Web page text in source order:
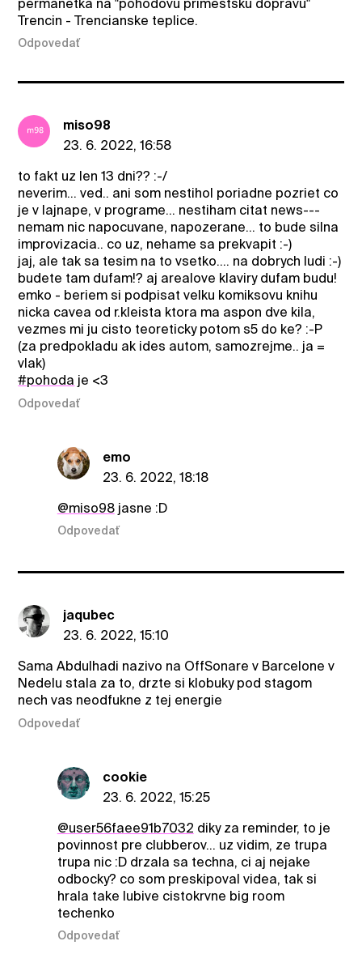
permanetka na "pohodovu primestsku dopravu"
Trencin - Trencianske teplice.
Odpovedať
miso98
23. 6. 2022, 16:58
to fakt uz len 13 dni?? :-/
neverim... ved.. ani som nestihol poriadne pozriet co
je v lajnape, v programe... nestiham citat news---
nemam nic napocuvane, napozerane... to bude silna
improvizacia.. co uz, nehame sa prekvapit :-)
jaj, ale tak sa tesim na to vsetko.... na dobrych ludi :-)
budete tam dufam!? aj arealove klaviry dufam budu!
emko - beriem si podpisat velku komiksovu knihu
nicka cavea od r.kleista ktora ma aspon dve kila,
vezmes mi ju cisto teoreticky potom s5 do ke? :-P
(za predpokladu ak ides autom, samozrejme.. ja =
vlak)
#pohoda je <3
Odpovedať
emo
23. 6. 2022, 18:18
@miso98jasne :D
Odpovedať
jaqubec
23. 6. 2022, 15:10
Sama Abdulhadi nazivo na OffSonare v Barcelone v
Nedelu stala za to, drzte si klobuky pod stagom
nech vas neodfukne z tej energie
Odpovedať
cookie
23. 6. 2022, 15:25
@user56faee91b7032 diky za reminder, to je
povinnost pre clubberov... uz vidim, ze trupa
trupa nic :D drzala sa techna, ci aj nejake
odbocky? co som preskipoval videa, tak si
hrala take lubive cistokrvne big room
techenko
Odpovedať